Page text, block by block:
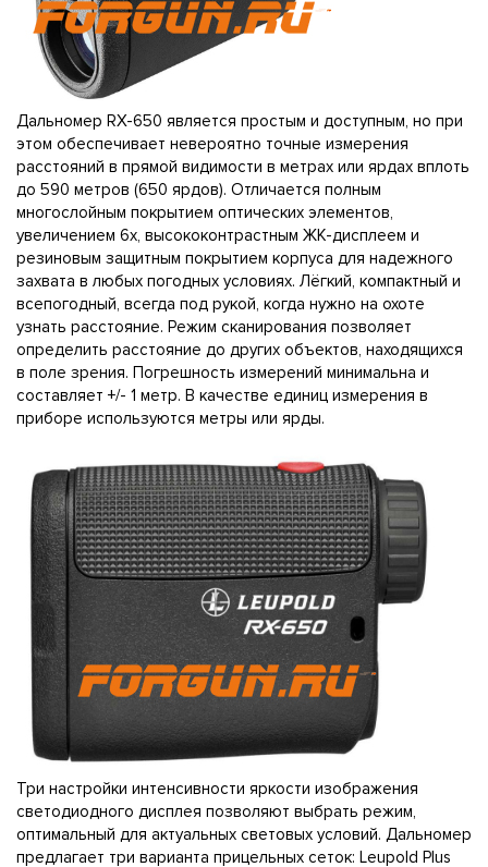
Дальномер RX-650 является простым и доступным, но при
этом обеспечивает невероятно точные измерения
расстояний в прямой видимости в метрах или ярдах вплоть
до 590 метров (650 ярдов). Отличается полным
многослойным покрытием оптических элементов,
увеличением 6x, высококонтрастным ЖК-дисплеем и
резиновым защитным покрытием корпуса для надежного
захвата в любых погодных условиях. Лёгкий, компактный и
всепогодный, всегда под рукой, когда нужно на охоте
узнать расстояние. Режим сканирования позволяет
определить расстояние до других объектов, находящихся
в поле зрения. Погрешность измерений минимальна и
составляет +/- 1 метр. В качестве единиц измерения в
приборе используются метры или ярды.
Три настройки интенсивности яркости изображения
светодиодного дисплея позволяют выбрать режим,
оптимальный для актуальных световых условий. Дальномер
предлагает три варианта прицельных сеток: Leupold Plus